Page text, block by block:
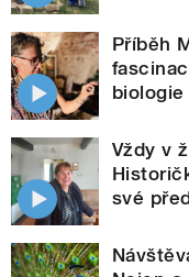
Příběh
Vždy v
své